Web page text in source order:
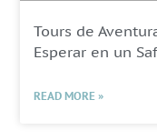
Tours de
Esperar en un
READ MORE »